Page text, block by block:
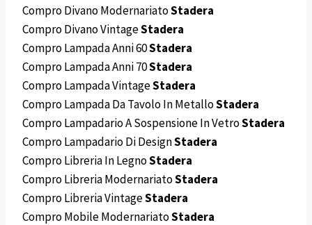
Compro Divano ModernariatoStadera
Compro Divano VintageStadera
Compro Lampada Anni 60Stadera
Compro Lampada Anni 70Stadera
Compro Lampada VintageStadera
Compro Lampada Da Tavolo In MetalloStadera
Compro Lampadario A Sospensione In VetroStadera
Compro Lampadario Di DesignStadera
Compro Libreria In LegnoStadera
Compro Libreria ModernariatoStadera
Compro Libreria VintageStadera
Compro Mobile ModernariatoStadera